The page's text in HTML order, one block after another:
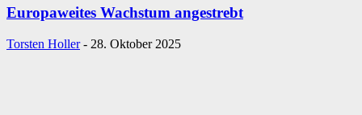
Europaweites Wachstum angestrebt
Torsten Holler - 28. Oktober 2025